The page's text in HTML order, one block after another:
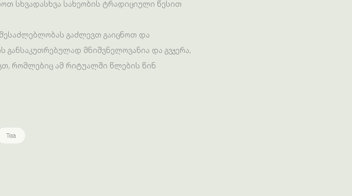
სხვადასხვა სახეობის ტრადიციული წესით
გაძლევთ გაიცნოთ და
განსაკუთრებულად მნიშვნელოვანია და გვჯერა,
რომლებიც ამ რიტუალში წლების წინ
Tea